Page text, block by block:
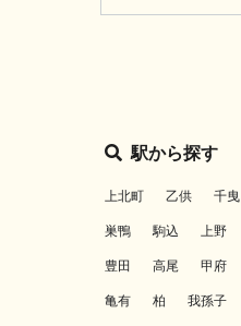
駅から探す
上北町 乙供 千曳
巣鴨 駒込 上野
豊田 高尾 甲府
亀有 柏 我孫子